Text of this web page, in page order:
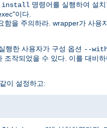
install 명령어를 실행하여 설
이다.
함을 주의하라. wrapper가 사용
행한 사용자가 구성 옵션 --
조작되었을 수 있다. 이를 대비
이 설정하고: